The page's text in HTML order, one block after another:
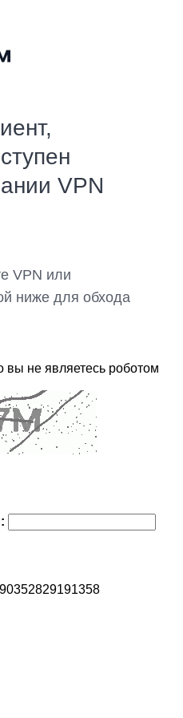
VPN
VPN или
ниже для обхода
вы не являетесь роботом